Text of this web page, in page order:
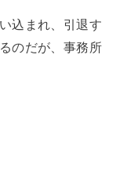
込まれ、引退す
のだが、事務所